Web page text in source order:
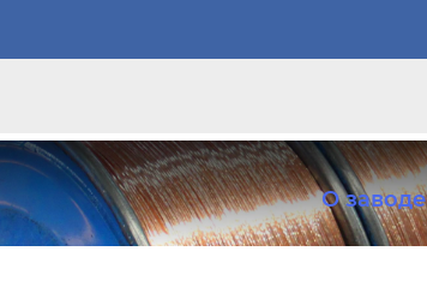
О заводе